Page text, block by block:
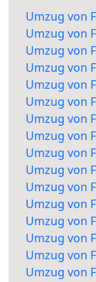
Umzug von
Umzug von
Umzug von
Umzug von
Umzug von
Umzug von
Umzug von
Umzug von
Umzug von
Umzug von
Umzug von
Umzug von
Umzug von
Umzug von
Umzug von
Umzug von